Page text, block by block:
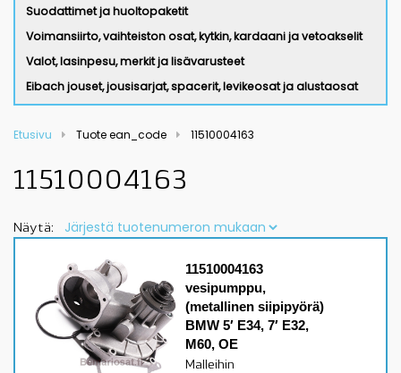
Suodattimet ja huoltopaketit
Voimansiirto, vaihteiston osat, kytkin, kardaani ja vetoakselit
Valot, lasinpesu, merkit ja lisävarusteet
Eibach jouset, jousisarjat, spacerit, levikeosat ja alustaosat
Etusivu Tuote ean_code 11510004163
11510004163
Näytä:
11510004163
vesipumppu,
(metallinen siipipyörä)
BMW 5′ E34, 7′ E32,
M60, OE
Malleihin